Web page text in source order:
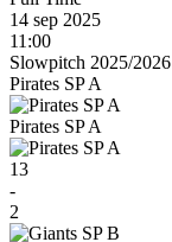
14 sep 2025
11:00
Slowpitch 2025/2026
Pirates SP A
Pirates SP A
13
-
2